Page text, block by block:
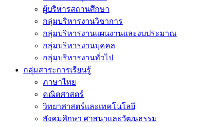
ผู้บริหารสถานศึกษา
กลุ่มบริหารงานวิชาการ
กลุ่มบริหารงานแผนงานและงบประมาณ
กลุ่มบริหารงานบุคคล
กลุ่มบริหารงานทั่วไป
กลุ่มสาระการเรียนรู้
ภาษาไทย
คณิตศาสตร์
วิทยาศาสตร์และเทคโนโลยี
สังคมศึกษา ศาสนาและวัฒนธรรม